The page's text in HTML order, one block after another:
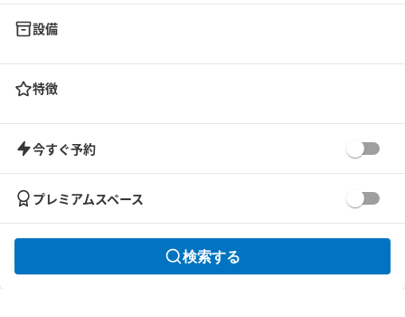
設備
特徴
今すぐ予約
プレミアムスペース
検索する